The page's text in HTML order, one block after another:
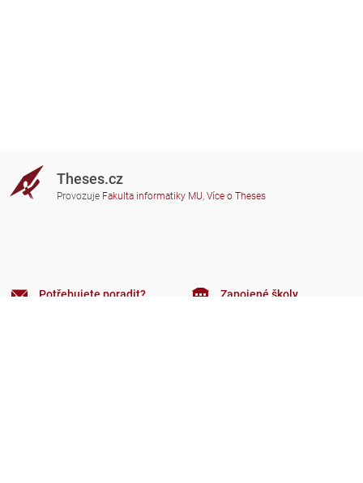
Theses.cz
Provozuje Fakulta informatiky MU, Více o Theses
Potřebujete poradit? Zapojené školy